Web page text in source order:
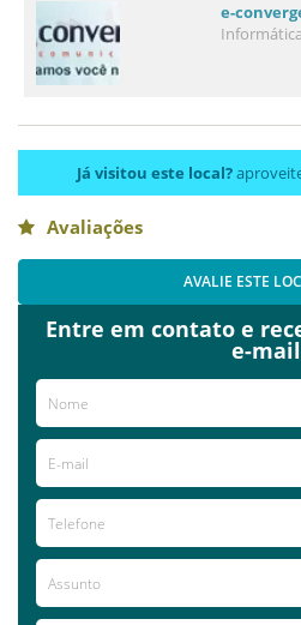
e-
Informática
Já visitou este local?
Avaliações
AVALIE ESTE
Entre em contato e
e-